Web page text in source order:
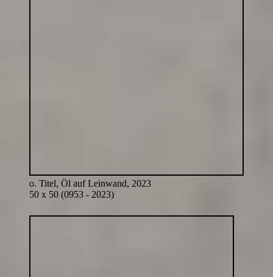
o. Titel, Öl auf Leinwand, 2023
50 x 50 (0953 - 2023)